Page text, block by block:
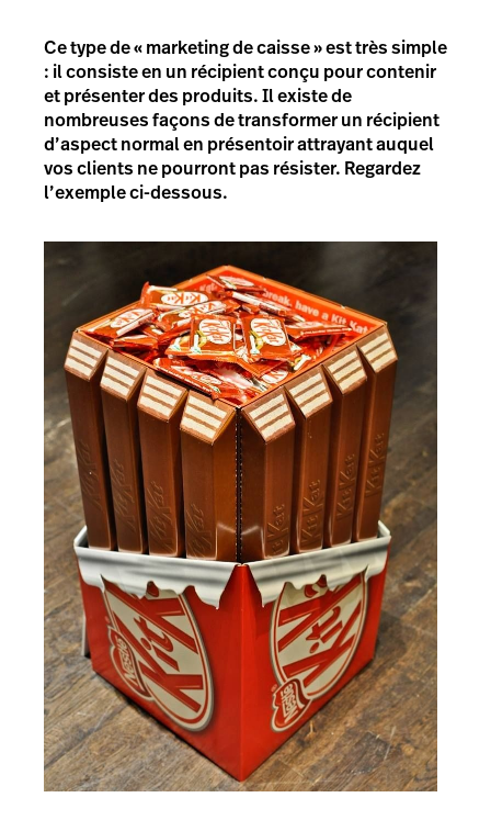
Ce type de « marketing de caisse » est très simple
: il consiste en un récipient conçu pour contenir
et présenter des produits. Il existe de
nombreuses façons de transformer un récipient
d’aspect normal en présentoir attrayant auquel
vos clients ne pourront pas résister. Regardez
l’exemple ci-dessous.